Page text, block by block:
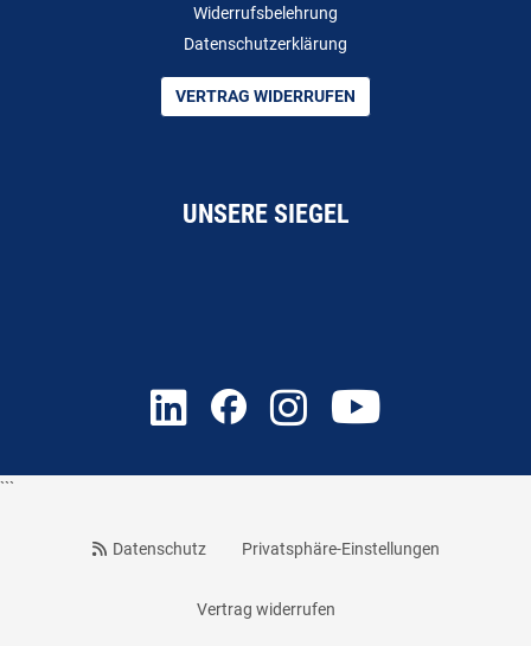
Widerrufsbelehrung
Datenschutzerklärung
VERTRAG WIDERRUFEN
UNSERE SIEGEL
```
Datenschutz Privatsphäre-Einstellungen
Vertrag widerrufen